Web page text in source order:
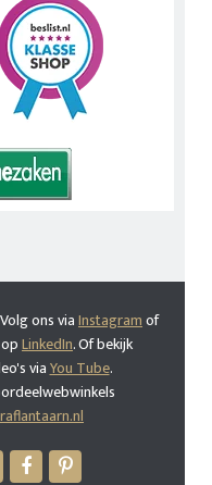
ons viaInstagramof
LinkedIn. Of bekijk
viaYou Tube.